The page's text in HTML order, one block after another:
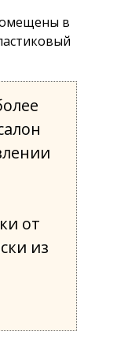
в
от
из